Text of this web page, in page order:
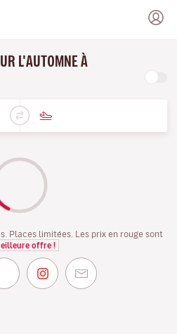
L'AUTOMNE À
Places limitées. Les prix en rouge sont
offre !